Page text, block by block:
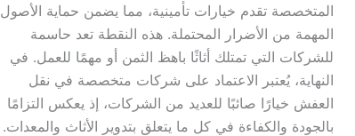
المتخصصة تقدم خيارات تأمينية، مما يضمن حماية الأصول
المهمة من الأضرار المحتملة. هذه النقطة تعد حاسمة
للشركات التي تمتلك أثاثًا باهظ الثمن أو مهمًا للعمل. في
النهاية، يُعتبر الاعتماد على شركات متخصصة في نقل
العفش خيارًا صائبًا للعديد من الشركات، إذ يعكس التزامًا
بالجودة والكفاءة في كل ما يتعلق بتدوير الأثاث والمعدات.